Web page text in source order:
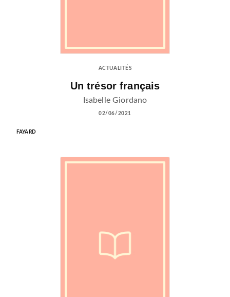
ACTUALITÉS
Un trésor français
Isabelle Giordano
02/06/2021
FAYARD